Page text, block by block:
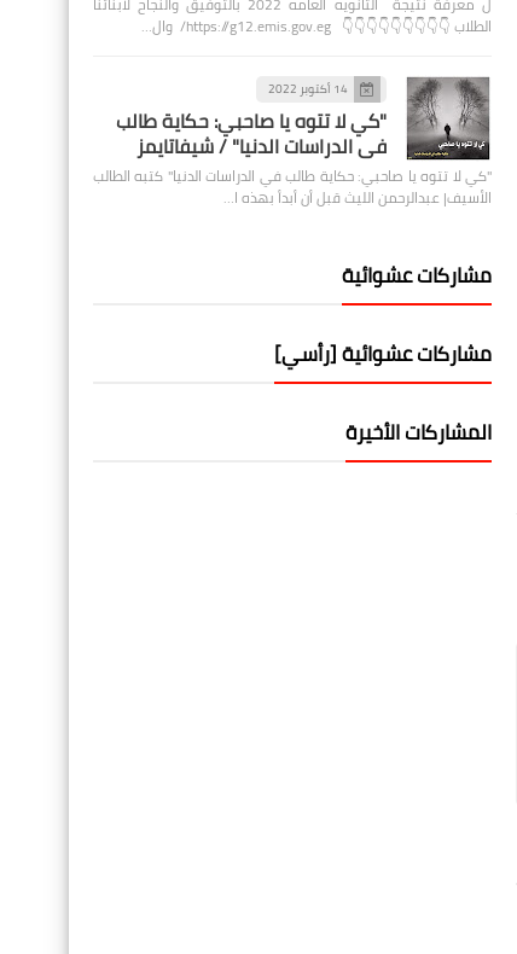
الطلاب 👇👇👇👇👇👇👇👇👇 https://g12.emis.gov.eg/ وال…
14 أكتوبر 2022
"كي لا تتوه يا صاحبي: حكاية طالب
في الدراسات الدنيا" / شيفاتايمز
"كي لا تتوه يا صاحبي: حكاية طالب في الدراسات الدنيا" كتبه الطالب
الأسيف| عبدالرحمن الليث قبل أن أبدأ بهذه ا…
مشاركات عشوائية
مشاركات عشوائية [رأسي]
المشاركات الأخيرة